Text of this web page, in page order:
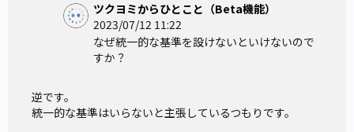
／区別／リスクヘッジのための対処意識に関して、第三者の
意見を聞きたい。
リットなども加味しての論考など、ゾーニング自体が必要か
どうかの議論を軸に、個人でなくSNS自体が規制に力を入れ
ツクヨミからひとこと（Beta機能）
2023/07/12 11:22
なぜ統一的な基準を設けないといけないので
すか？
逆です。
統一的な基準はいらないと主張しているつもりです。